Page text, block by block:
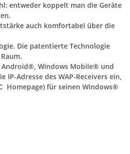
entweder koppelt man die Geräte
auch komfortabel über die
Die patentierte Technologie
Android®, Windows Mobile® und
Adresse des WAP-Receivers ein,
Homepage) für seinen Windows®